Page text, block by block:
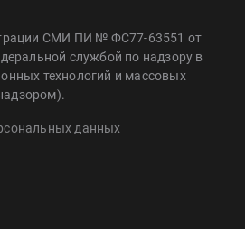
СМИ ПИ № ФС77-63551 от
службой по надзору в
технологий и массовых
данных